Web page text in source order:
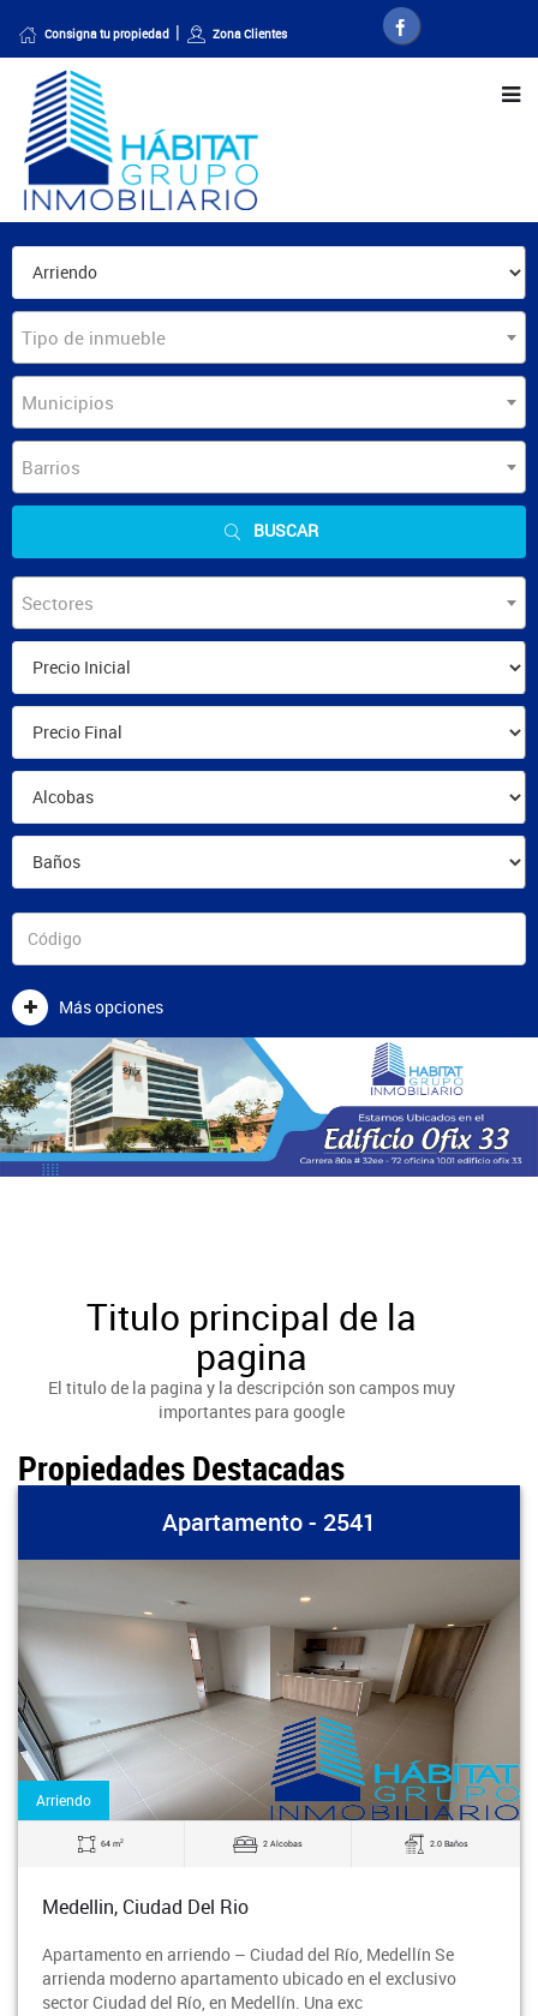
Consigna tu propiedad Zona Clientes
Tipo de inmueble
Municipios
Barrios
BUSCAR
Sectores
Más opciones
Titulo principal de la
pagina
El titulo de la pagina y la descripción son campos muy
importantes para google
Propiedades Destacadas
Apartamento - 2541
Arriendo
64 m2 2 Alcobas 2.0 Baños
Medellin, Ciudad Del Rio
Apartamento en arriendo – Ciudad del Río, Medellín Se
arrienda moderno apartamento ubicado en el exclusivo
sector Ciudad del Río, en Medellín. Una exc